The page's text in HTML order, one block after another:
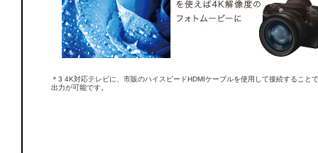
＊3 4K対応テレビに、市販のハイスピードHDMIケーブルを使用して接続すること
出力が可能です。